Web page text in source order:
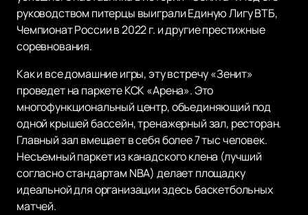
руководством питерцы выиграли Единую Лигу ВТБ,
Чемпионат России в 2022 г. и другие престижные
соревнования.
Как и все домашние игры, эту встречу «Зенит»
проведет на паркете КСК «Арена». Это
многофункциональный центр, объединяющий под
одной крышей бассейн, тренажерный зал, ресторан.
Главный зал вмещает в себя более 7 тыс человек.
Несъемный паркет из канадского клена (лучший
согласно стандартам NBA) делает площадку
идеальной для организации здесь баскетбольных
матчей.